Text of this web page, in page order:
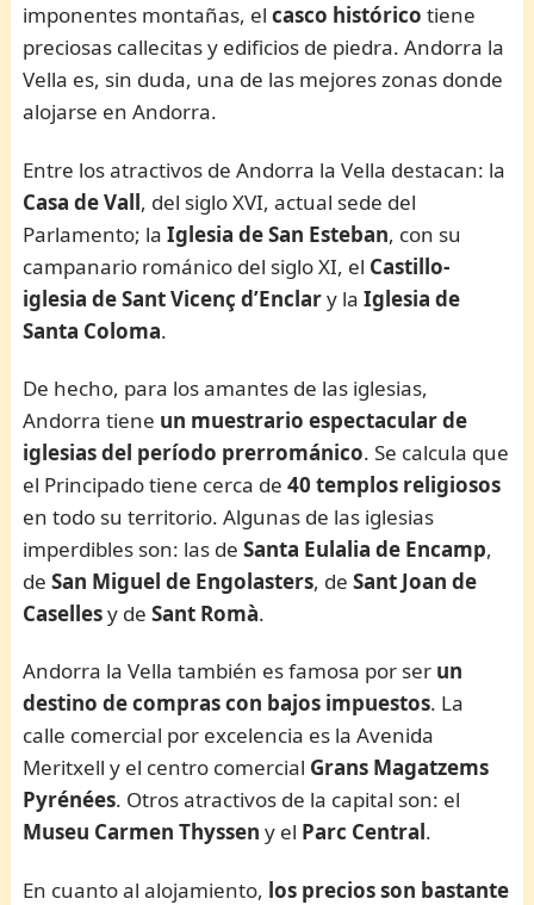
imponentes montañas, elcasco histórico tiene
preciosas callecitas y edificios de piedra. Andorra la
Vella es, sin duda, una de las mejores zonas donde
alojarse en Andorra.
Entre los atractivos de Andorra la Vella destacan: la
Casa de Vall, del siglo XVI, actual sede del
Parlamento; laIglesia de San Esteban, con su
campanario románico del siglo XI, el Castillo-
iglesia de Sant Vicenç d’Enclary laIglesia de
Santa Coloma.
De hecho, para los amantes de las iglesias,
Andorra tiene un muestrario espectacular de
iglesias del período prerrománico. Se calcula que
el Principado tiene cerca de40 templos religiosos
en todo su territorio. Algunas de las iglesias
imperdibles son: las deSanta Eulalia de Encamp,
deSan Miguel de Engolasters, deSant Joan de
Casellesy deSant Romà.
Andorra la Vella también es famosa por ser un
destino de compras con bajos impuestos. La
calle comercial por excelencia es la Avenida
Meritxell y el centro comercial Grans Magatzems
Pyrénées. Otros atractivos de la capital son: el
Museu Carmen Thyssen y el Parc Central.
En cuanto al alojamiento, los precios son bastante